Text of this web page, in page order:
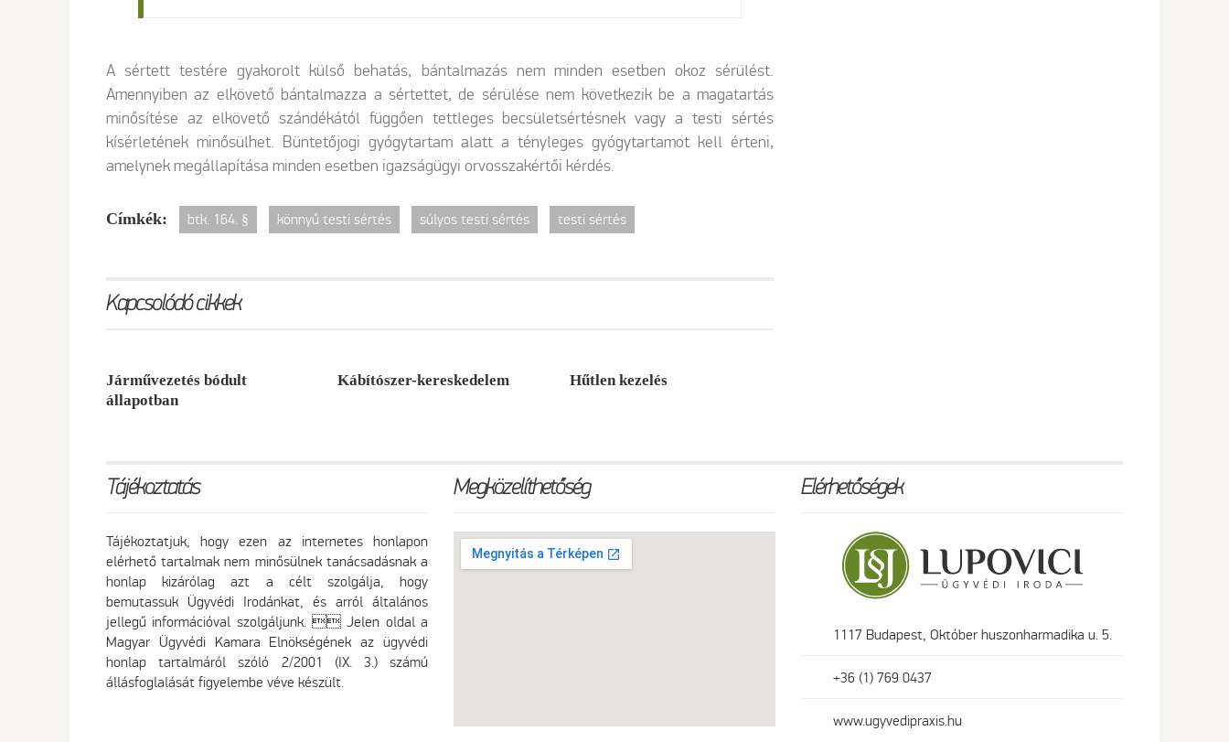
Post
navigation
A sértett testére gyakorolt külső behatás, bántalmazás nem minden esetben okoz sérülést.
Amennyiben az elkövető bántalmazza a sértettet, de sérülése nem következik be a magatartás
minősítése az elkövető szándékától függően tettleges becsületsértésnek vagy a testi sértés
kísérletének minősülhet. Büntetőjogi gyógytartam alatt a tényleges gyógytartamot kell érteni,
amelynek megállapítása minden esetben igazságügyi orvosszakértői kérdés.
Címkék: btk. 164. § könnyű testi sértés súlyos testi sértés testi sértés
Kapcsolódó cikkek
Járművezetés bódult
állapotban
Kábítószer-kereskedelem Hűtlen kezelés
Tájékoztatás
Tájékoztatjuk, hogy ezen az internetes honlapon
elérhető tartalmak nem minősülnek tanácsadásnak a
honlap kizárólag azt a célt szolgálja, hogy
bemutassuk Ügyvédi Irodánkat, és arról általános
jellegű információval szolgáljunk.  Jelen oldal a
Magyar Ügyvédi Kamara Elnökségének az ügyvédi
honlap tartalmáról szóló 2/2001 (IX. 3.) számú
állásfoglalását figyelembe véve készült.
Megközelíthetőség Elérhetőségek
1117 Budapest, Október huszonharmadika u. 5.
+36 (1) 769 0437
www.ugyvedipraxis.hu